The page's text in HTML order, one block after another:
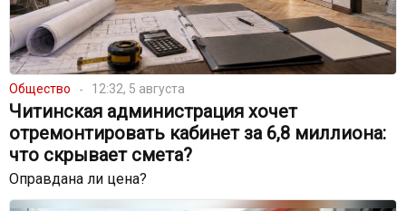
Общество 12:32, 5 августа
Читинская администрация хочет
отремонтировать кабинет за 6,8 миллиона:
что скрывает смета?
Оправдана ли цена?